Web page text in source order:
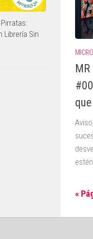
«
Librería Sin